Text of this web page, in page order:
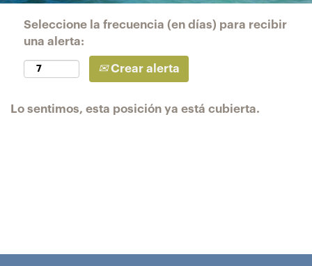
Seleccione la frecuencia (en días) para recibir
una alerta:
Crear alerta
Lo sentimos, esta posición ya está cubierta.